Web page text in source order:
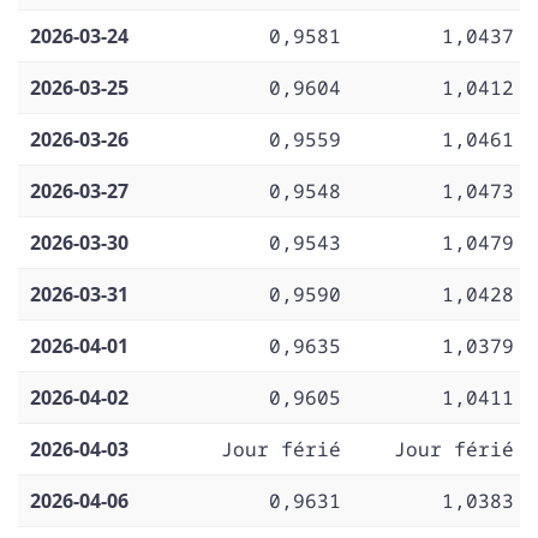
2026-03-24
0,9581
1,0437
2026-03-25
0,9604
1,0412
2026-03-26
0,9559
1,0461
2026-03-27
0,9548
1,0473
2026-03-30
0,9543
1,0479
2026-03-31
0,9590
1,0428
2026-04-01
0,9635
1,0379
2026-04-02
0,9605
1,0411
2026-04-03
Jour férié
Jour férié
2026-04-06
0,9631
1,0383